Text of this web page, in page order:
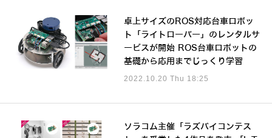
卓上サイズのROS対応台車ロボッ
ト「ライトローバー」のレンタルサ
ービスが開始 ROS台車ロボットの
基礎から応用までじっくり学習
2022.10.20 Thu 18:25
ソラコム主催「ラズパイコンテス